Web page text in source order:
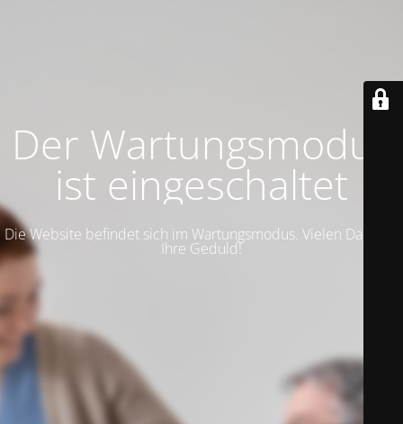
Der Wartungsmodus
ist eingeschaltet
Die Website befindet sich im Wartungsmodus. Vielen Dank für
Ihre Geduld!